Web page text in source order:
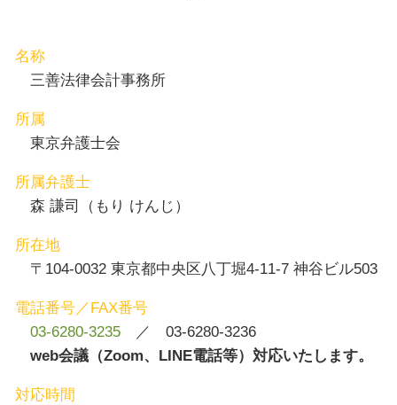
交通事故 目黒区 相談
名称
三善法律会計事務所
所属
東京弁護士会
所属弁護士
森 謙司（もり けんじ）
所在地
〒104-0032 東京都中央区八丁堀4-11-7 神谷ビル503
電話番号／FAX番号
03-6280-3235 ／ 03-6280-3236
web会議（Zoom、LINE電話等）対応いたします。
対応時間